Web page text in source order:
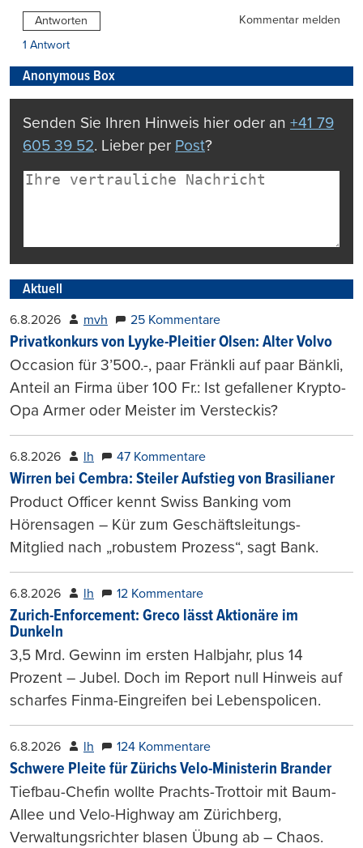
Antworten
Kommentar melden
1 Antwort
Anonymous Box
Senden Sie Ihren Hinweis hier oder an +41 79
605 39 52. Lieber per Post?
Aktuell
6.8.2026 mvh 25 Kommentare
Privatkonkurs von Lyyke-Pleitier Olsen: Alter Volvo
Occasion für 3’500.-, paar Fränkli auf paar Bänkli,
Anteil an Firma über 100 Fr.: Ist gefallener Krypto-
Opa Armer oder Meister im Versteckis?
6.8.2026 lh 47 Kommentare
Wirren bei Cembra: Steiler Aufstieg von Brasilianer
Product Officer kennt Swiss Banking vom
Hörensagen – Kür zum Geschäftsleitungs-
Mitglied nach „robustem Prozess“, sagt Bank.
6.8.2026 lh 12 Kommentare
Zurich-Enforcement: Greco lässt Aktionäre im
Dunkeln
3,5 Mrd. Gewinn im ersten Halbjahr, plus 14
Prozent – Jubel. Doch im Report null Hinweis auf
scharfes Finma-Eingreifen bei Lebenspolicen.
6.8.2026 lh 124 Kommentare
Schwere Pleite für Zürichs Velo-Ministerin Brander
Tiefbau-Chefin wollte Prachts-Trottoir mit Baum-
Allee und Velo-Highway am Zürichberg,
Verwaltungsrichter blasen Übung ab – Chaos.